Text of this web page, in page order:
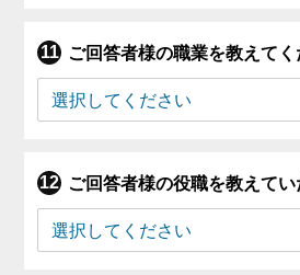
ご回答者様の職業を教えてく
ご回答者様の役職を教えてい